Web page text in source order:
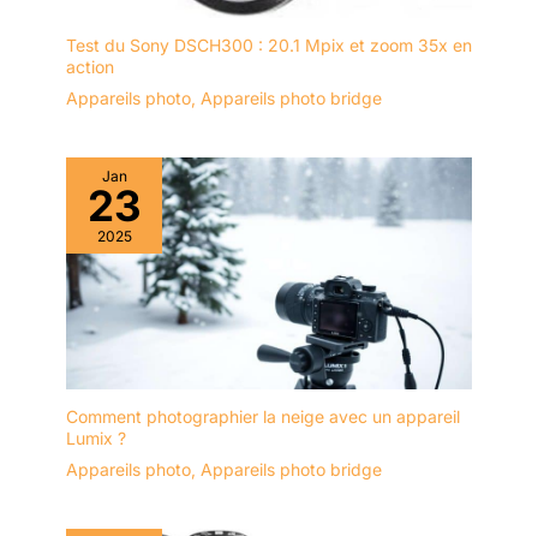
Test du Sony DSCH300 : 20.1 Mpix et zoom 35x en
action
Appareils photo, Appareils photo bridge
Jan
23
2025
Comment photographier la neige avec un appareil
Lumix ?
Appareils photo, Appareils photo bridge